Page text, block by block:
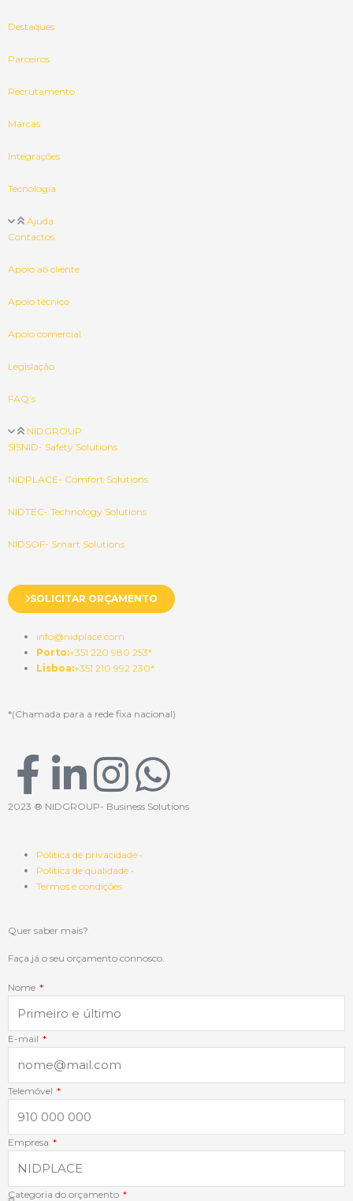
Destaques
Parceiros
Recrutamento
Marcas
Integrações
Tecnologia
Ajuda
Contactos
Apoio ao cliente
Apoio técnico
Apoio comercial
Legislação
FAQ’s
NIDGROUP
SISNID- Safety Solutions
NIDPLACE- Comfort Solutions
NIDTEC- Technology Solutions
NIDSOF- Smart Solutions
SOLICITAR ORÇAMENTO
info@nidplace.com
Porto:+351 220 980 253*
Lisboa:+351 210 992 230*
*(Chamada para a rede fixa nacional)
F
a
c
e
b
o
o
k
-
f
L
i
n
k
e
d
i
n
-
i
n
I
n
s
t
g
r
a
m
W
h
a
p
p
2023 ® NIDGROUP- Business Solutions
Política de privacidade •
Política de qualidade •
Termos e condições
Quer saber mais?
Faça já o seu orçamento connosco.
Nome
E-mail
Telemóvel
Empresa
Categoria do orçamento